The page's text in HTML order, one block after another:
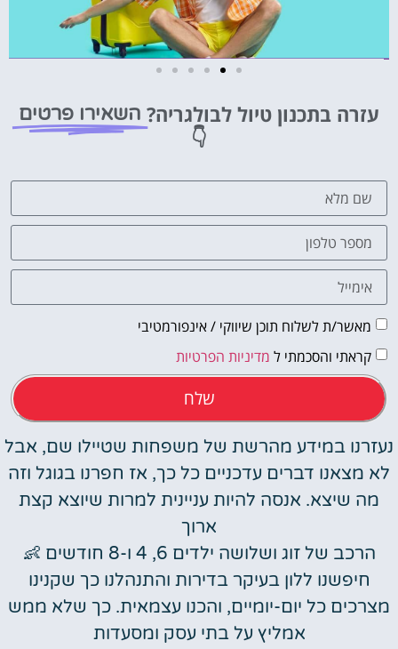
מציאת
לחצו
עזרה בתכנון טיול לבולגריה? השאירו פרטים
👇
מאשר/ת לשלוח תוכן שיווקי / אינפורמטיבי
קראתי והסכמתי ל מדיניות הפרטיות
שלח
נעזרנו במידע מהרשת של משפחות שטיילו שם, אבל
לא מצאנו דברים עדכניים כל כך, אז חפרנו בגוגל וזה
מה שיצא. אנסה להיות עניינית למרות שיוצא קצת
ארוך
הרכב של זוג ושלושה ילדים 6, 4 ו-8 חודשים 👶
חיפשנו ללון בעיקר בדירות והתנהלנו כך שקנינו
מצרכים כל יום-יומיים, והכנו עצמאית. כך שלא ממש
אמליץ על בתי עסק ומסעדות